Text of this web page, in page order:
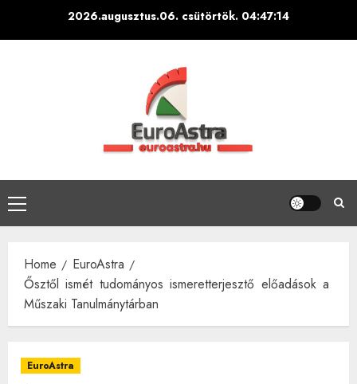
2026.augusztus.06. csütörtök. 04:47:15
Primary
Menu
Home
EuroAstra
Ősztől ismét tudományos ismeretterjesztő előadások a
Műszaki Tanulmánytárban
EuroAstra